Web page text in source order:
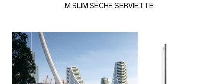
M SLIM SÉCHE SERVIETTE